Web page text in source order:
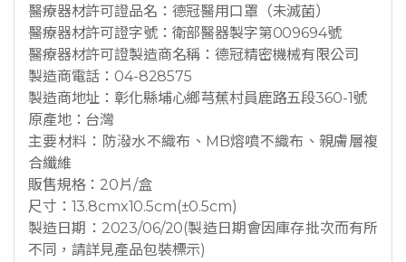
醫療器材許可證品名：德冠醫用口罩（未滅菌）
醫療器材許可證字號：衛部醫器製字第009694號
醫療器材許可證製造商名稱：德冠精密機械有限公司
製造商電話：04-828575
製造商地址：彰化縣埔心鄉芎蕉村員鹿路五段360-1號
原產地：台灣
主要材料：防潑水不織布、MB熔噴不織布、親膚層複
合纖維
販售規格：20片/盒
尺寸：13.8cmx10.5cm(±0.5cm)
製造日期：2023/06/20(製造日期會因庫存批次而有所
不同，請詳見產品包裝標示)